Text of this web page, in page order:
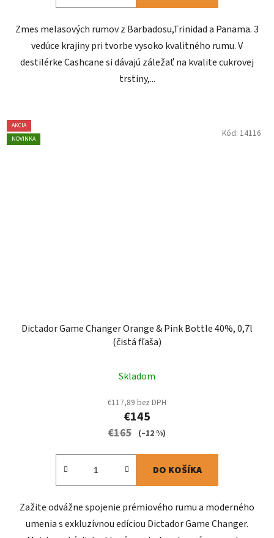
Zmes melasových rumov z Barbadosu,Trinidad a Panama. 3
vedúce krajiny pri tvorbe vysoko kvalitného rumu. V
destilérke Cashcane si dávajú záležať na kvalite cukrovej
trstiny,...
AKCIA
NOVINKA
Dictador Game Changer Orange & Pink Bottle 40%, 0,7l
(čistá fľaša)
Skladom
€117,89 bez DPH
€145
€165 (–12 %)
DO KOŠÍKA
Zažite odvážne spojenie prémiového rumu a moderného
umenia s exkluzívnou edíciou Dictador Game Changer.
Kód: 14116